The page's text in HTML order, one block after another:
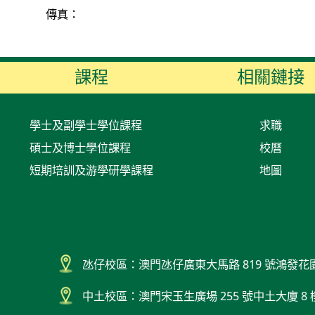
傳真：
課程
學士及副學士學位課程
碩士及博士學位課程
短期培訓及游學研學課程
相關鏈接
求職
校曆
地圖
氹仔校區：澳門氹仔廣東大馬路 819 號鴻發花
中土校區：澳門宋玉生廣場 255 號中土大廈 8